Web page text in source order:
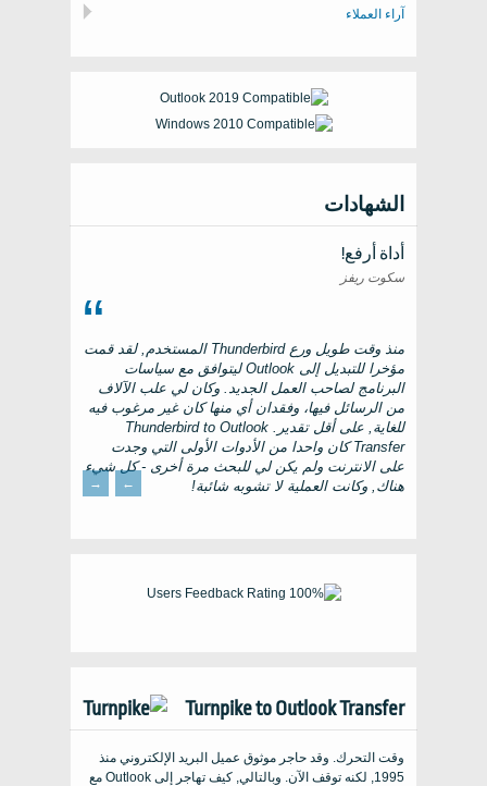
آراء العملاء
الشهادات
أداة أرفع!
سكوت ريفز
منذ وقت طويل ورعThunderbird المستخدم, لقد قمت
مؤخرا للتبديل إلى Outlookليتوافق مع سياسات
البرنامج لصاحب العمل الجديد. وكان لي علب الآلاف
من الرسائل فيها، وفقدان أي منها كان غير مرغوب فيه
للغاية, على أقل تقدير. Thunderbird to Outlook
Transferكان واحدا من الأدوات الأولى التي وجدت
على الانترنت ولم يكن لي للبحث مرة أخرى - كل شيء
هناك, وكانت العملية لا تشوبه شائبة!
←
→
Turnpike to Outlook Transfer
وقت التحرك. وقد حاجر موثوق عميل البريد الإلكتروني منذ
1995, لكنه توقف الآن. وبالتالي, كيف تهاجر إلى Outlook مع